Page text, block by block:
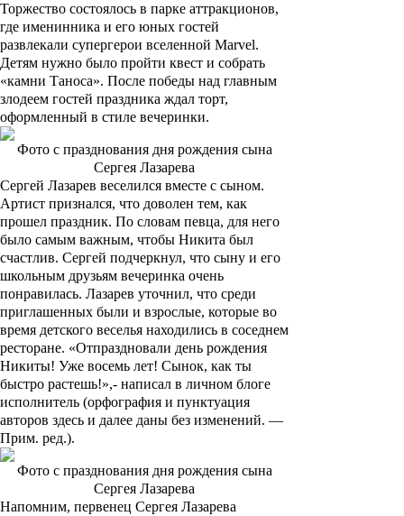
Торжество состоялось в парке аттракционов,
где именинника и его юных гостей
развлекали супергерои вселенной Marvel.
Детям нужно было пройти квест и собрать
«камни Таноса». После победы над главным
злодеем гостей праздника ждал торт,
оформленный в стиле вечеринки.
Фото с празднования дня рождения сына
Сергея Лазарева
Сергей Лазарев веселился вместе с сыном.
Артист признался, что доволен тем, как
прошел праздник. По словам певца, для него
было самым важным, чтобы Никита был
счастлив. Сергей подчеркнул, что сыну и его
школьным друзьям вечеринка очень
понравилась. Лазарев уточнил, что среди
приглашенных были и взрослые, которые во
время детского веселья находились в соседнем
ресторане. «Отпраздновали день рождения
Никиты! Уже восемь лет! Сынок, как ты
быстро растешь!»,- написал в личном блоге
исполнитель (орфография и пунктуация
авторов здесь и далее даны без изменений. —
Прим. ред.).
Фото с празднования дня рождения сына
Сергея Лазарева
Напомним, первенец Сергея Лазарева